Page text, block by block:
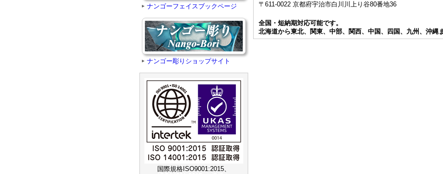
〒611-0022 京都府宇治市白川川上り谷80番地36
全国・短納期対応可能です。
北海道から東北、関東、中部、関西、中国、四国、九州、沖縄
ナンゴーフェイスブックページ
ナンゴー彫りショップサイト
国際規格ISO9001:2015、